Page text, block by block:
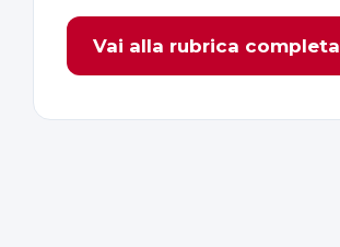
Vai alla rubrica completa